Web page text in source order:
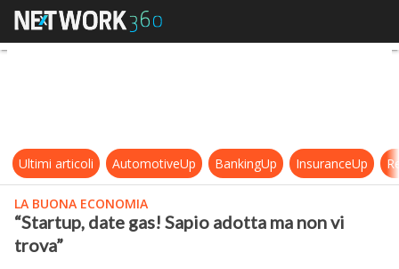
“Startup, date gas! Sapio adotta
Ultimi articoli AutomotiveUp BankingUp InsuranceUp
LA BUONA ECONOMIA
“Startup, date gas! Sapio adotta ma non vi
trova”